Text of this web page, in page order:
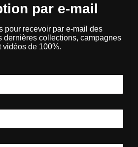
par e-mail
pour recevoir par e-mail des
dernières collections, campagnes
vidéos de 100%.